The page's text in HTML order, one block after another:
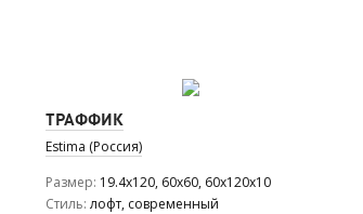
ТРАФФИК
Estima (Россия)
Размер 19.4x120, 60x60, 60x120x10
Стиль лофт, современный